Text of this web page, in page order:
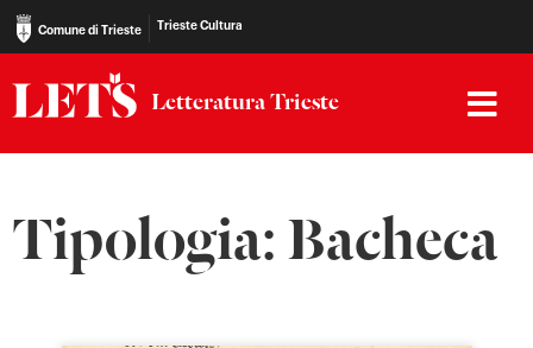
Comune di Trieste Trieste Cultura
Letteratura Trieste
Tipologia: Bacheca